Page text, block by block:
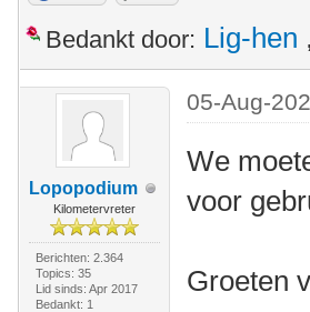
Bedankt door: Lig-hen ,
Lopopodium
Kilometervreter
Berichten: 2.364
Topics: 35
Lid sinds: Apr 2017
Bedankt: 1
05-Aug-
We
voor
Groeten